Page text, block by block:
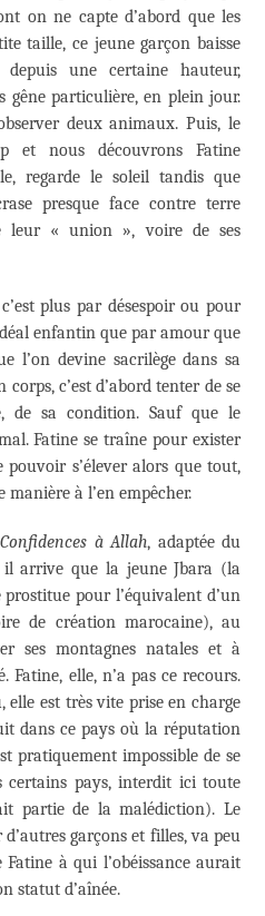
on ne capte d’abord que les
taille, ce jeune garçon baisse
une certaine hauteur,
gêne particulière, en plein jour.
deux animaux. Puis, le
et nous découvrons Fatine
regarde le soleil tandis que
presque face contre terre
leur « union », voire de ses
plus par désespoir ou pour
enfantin que par amour que
l’on devine sacrilège dans sa
c’est d’abord tenter de se
de sa condition. Sauf que le
Fatine se traîne pour exister
pouvoir s’élever alors que tout,
à l’en empêcher.
à Allah, adaptée du
il arrive que la jeune Jbara (la
pour l’équivalent d’un
de création marocaine), au
ses montagnes natales et à
elle, n’a pas ce recours.
elle est très vite prise en charge
dans ce pays où la réputation
pratiquement impossible de se
certains pays, interdit ici toute
partie de la malédiction). Le
garçons et filles, va peu
à qui l’obéissance aurait
statut d’aînée.